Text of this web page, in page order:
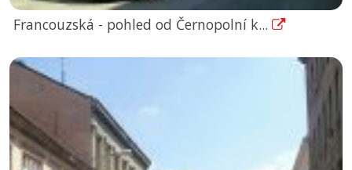
Francouzská - pohled od Černopolní k...